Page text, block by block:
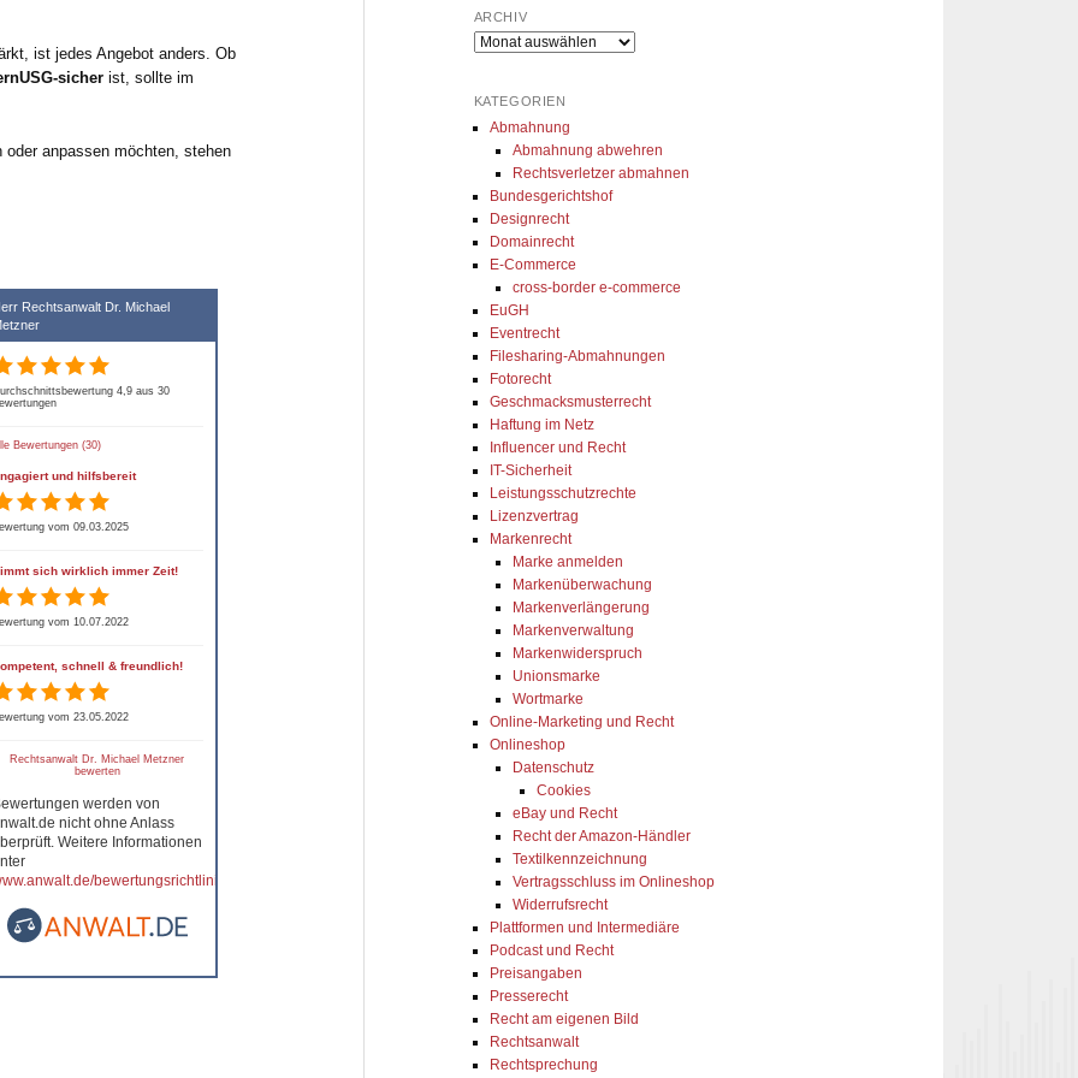
ist jedes Angebot anders. Ob
sicher ist, sollte im
oder anpassen möchten, stehen
kompetente
Besonders
wodurch wir
innerhalb
Kanzlei sehr
und ist sehr zuvorkommend.
zahlen. So konnte ich mir aus
der Arbeitslosigkeit eine
- vielen Dank!
ARCHIV
Archiv
KATEGORIEN
Abmahnung
Abmahnung abwehren
Rechtsverletzer abmahnen
Bundesgerichtshof
Designrecht
Domainrecht
E-Commerce
cross-border e-commerce
EuGH
Eventrecht
Filesharing-Abmahnungen
Fotorecht
Geschmacksmusterrecht
Haftung im Netz
Influencer und Recht
IT-Sicherheit
Leistungsschutzrechte
Lizenzvertrag
Markenrecht
Marke anmelden
Markenüberwachung
Markenverlängerung
Markenverwaltung
Markenwiderspruch
Unionsmarke
Wortmarke
Online-Marketing und Recht
Onlineshop
Datenschutz
Cookies
eBay und Recht
Recht der Amazon-Händler
Textilkennzeichnung
Vertragsschluss im Onlineshop
Widerrufsrecht
Plattformen und Intermediäre
Podcast und Recht
Preisangaben
Presserecht
Recht am eigenen Bild
Rechtsanwalt
Rechtsprechung
Rechtsanwalt Dr. Michael
4,9 aus 30
Bewertungen (30)
und hilfsbereit
vom 09.03.2025
sich wirklich immer Zeit!
vom 10.07.2022
schnell & freundlich!
vom 23.05.2022
Rechtsanwalt Dr. Michael Metzner
bewerten
werden von
nicht ohne Anlass
Weitere Informationen
bewertungsrichtlinien